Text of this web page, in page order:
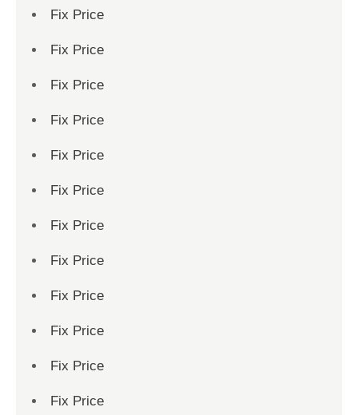
Fix Price
Fix Price
Fix Price
Fix Price
Fix Price
Fix Price
Fix Price
Fix Price
Fix Price
Fix Price
Fix Price
Fix Price